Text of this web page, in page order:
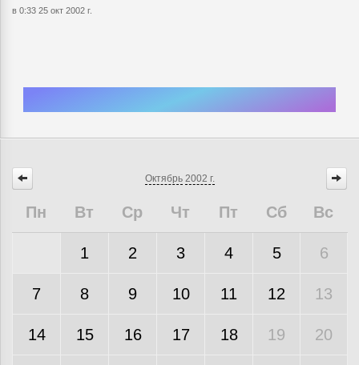
в 0:33 25 окт 2002 г.
Октябрь 2002 г.
Пн Вт Ср Чт Пт Сб Вс
1 2 3 4 5 6
7 8 9 10 11 12 13
14 15 16 17 18 19 20